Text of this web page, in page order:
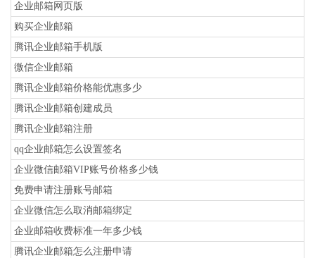
企业邮箱网页版
购买企业邮箱
腾讯企业邮箱手机版
微信企业邮箱
腾讯企业邮箱价格能优惠多少
腾讯企业邮箱创建成员
腾讯企业邮箱注册
qq企业邮箱怎么设置签名
企业微信邮箱VIP账号价格多少钱
免费申请注册账号邮箱
企业微信怎么取消邮箱绑定
企业邮箱收费标准一年多少钱
腾讯企业邮箱怎么注册申请